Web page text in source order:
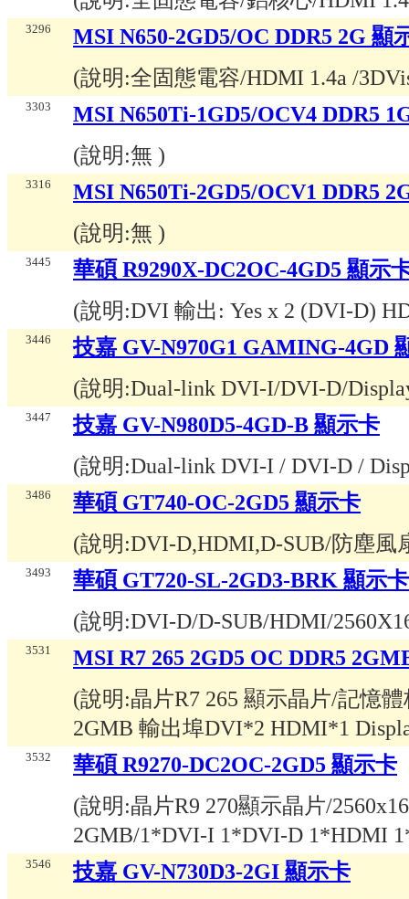
3296
MSI N650-2GD5/OC DDR5 2G 顯
(說明:全固態電容/HDMI 1.4a /
3303
MSI N650Ti-1GD5/OCV4 DDR5
(說明:無 )
3316
MSI N650Ti-2GD5/OCV1 DDR5
(說明:無 )
3445
華碩 R9290X-DC2OC-4GD5 顯示
(說明:DVI 輸出: Yes x 2 (DVI-D)
3446
技嘉 GV-N970G1 GAMING-4GD
(說明:Dual-link DVI-I/DVI-D/
3447
技嘉 GV-N980D5-4GD-B 顯示卡
(說明:Dual-link DVI-I / DVI-D /
3486
華碩 GT740-OC-2GD5 顯示卡
(說明:DVI-D,HDMI,D-SUB/防塵風
3493
華碩 GT720-SL-2GD3-BRK 顯示卡
(說明:DVI-D/D-SUB/HDMI/
3531
MSI R7 265 2GD5 OC DDR5
(說明:晶片R7 265 顯示晶片/記憶
2GMB 輸出埠DVI*2 HDMI*1
3532
華碩 R9270-DC2OC-2GD5 顯示卡
(說明:晶片R9 270顯示晶片/
2GMB/1*DVI-I 1*DVI-D 1*HDMI
3546
技嘉 GV-N730D3-2GI 顯示卡